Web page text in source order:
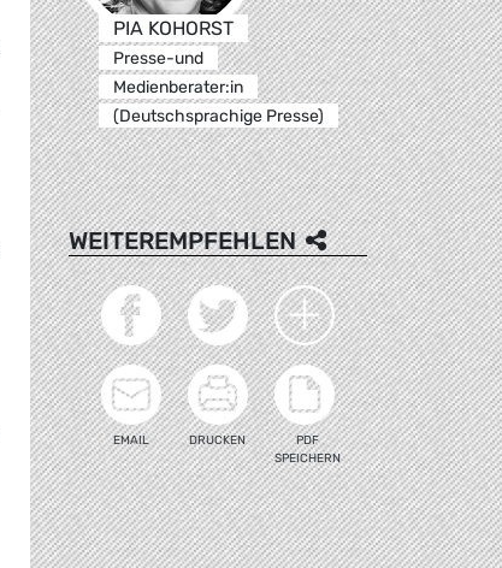
PIA KOHORST
Presse-und
Medienberater:in
(Deutschsprachige Presse)
WEITEREMPFEHLEN
EMAIL DRUCKEN
PDF
SPEICHERN